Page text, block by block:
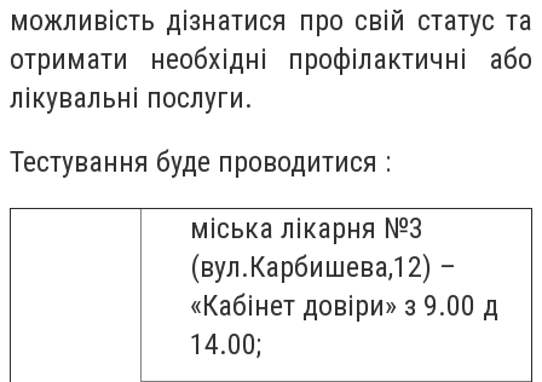
можливість дізнатися про свій статус та
отримати необхідні профілактичні або
лікувальні послуги.
Тестування буде проводитися :
міська лікарня №3
(вул.Карбишева,12) –
«Кабінет довіри» з 9.00 д
14.00;